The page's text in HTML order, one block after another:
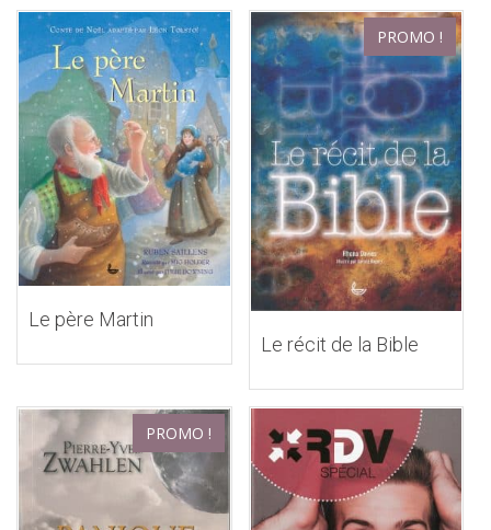
Le père Martin
PROMO !
Le récit de la Bible
PROMO !